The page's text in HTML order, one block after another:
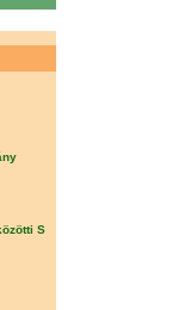
S